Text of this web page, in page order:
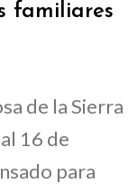
familiares
de la Sierra
16 de
para